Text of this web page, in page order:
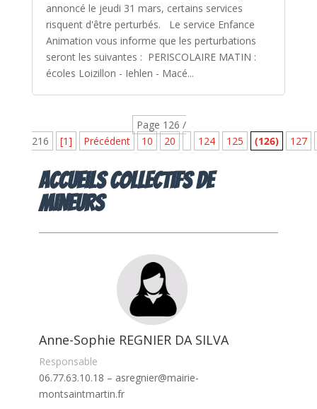
annoncé le jeudi 31 mars, certains services
risquent d'être perturbés. Le service Enfance
Animation vous informe que les perturbations
seront les suivantes : PERISCOLAIRE MATIN :
écoles Loizillon - Iehlen - Macé...
Page 126 /
216
[1] Précédent 10 20 124 125 (126) 127
Accueils collectifs de
mineurs
Anne-Sophie REGNIER DA SILVA
Responsable
06.77.63.10.18 – asregnier@mairie-
montsaintmartin.fr